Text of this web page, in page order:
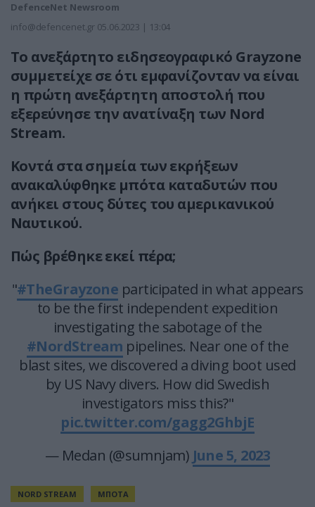
DefenceNet Newsroom
info@defencenet.gr 05.06.2023 | 13:04
Το ανεξάρτητο ειδησεογραφικό Grayzone
συμμετείχε σε ότι εμφανίζονταν να είναι
η πρώτη ανεξάρτητη αποστολή που
εξερεύνησε την ανατίναξη των Nord
Stream.
Κοντά στα σημεία των εκρήξεων
ανακαλύφθηκε μπότα καταδυτών που
ανήκει στους δύτες του αμερικανικού
Ναυτικού.
Πώς βρέθηκε εκεί πέρα;
"#TheGrayzone participated in what appears
to be the first independent expedition
investigating the sabotage of the
#NordStream pipelines. Near one of the
blast sites, we discovered a diving boot used
by US Navy divers. How did Swedish
investigators miss this?"
pic.twitter.com/gagg2GhbjE
— Medan (@sumnjam) June 5, 2023
NORD STREAM ΜΠΟΤΑ